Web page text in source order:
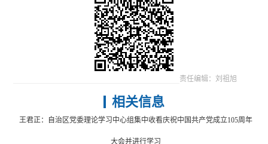
责任编辑：刘祖旭
相关信息
王君正：自治区党委理论学习中心组集中收看庆祝中国共产党成立105周年
大会并进行学习